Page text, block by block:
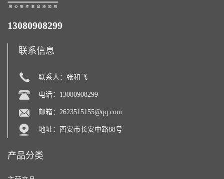
13080908299
联系信息
联系人：张和飞
电话：13080908299
邮箱： 2623515155@qq.com
地址：西安市长安中路88号
产品分类